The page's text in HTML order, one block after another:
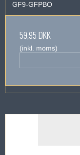
GF9-GFPBO
59,95 DKK
(inkl. moms)